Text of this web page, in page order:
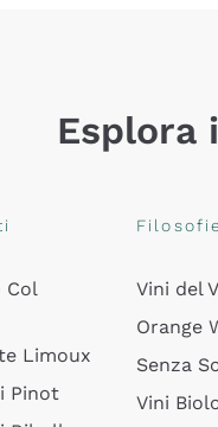
Esplora
Col
Limoux
Pinot
Filosofie
Vini del
Orange
Senza
Vini